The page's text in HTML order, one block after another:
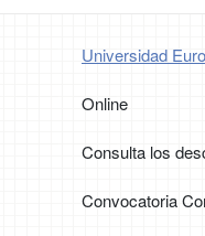
Universidad
Online
Consulta los
Convocatoria